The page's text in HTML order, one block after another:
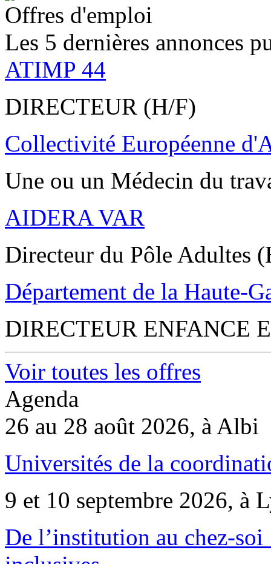
Offres d'emploi
Les 5 dernières annonces
ATIMP 44
DIRECTEUR (H/F)
Collectivité Européenne
Une ou un Médecin du
AIDERA VAR
Directeur du Pôle Adultes
Département de la Haute-
DIRECTEUR ENFANCE
Voir toutes les offres
Agenda
26 au 28 août 2026, à Albi
Universités de la
9 et 10 septembre 2026, à
De l’institution au chez-